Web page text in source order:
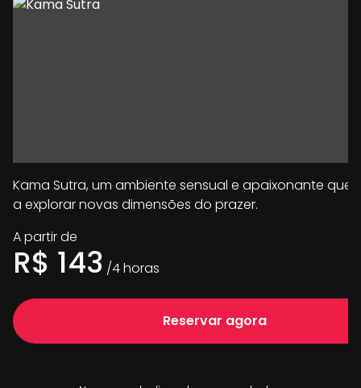
Kama Sutra, um ambiente sensual e apaixonante que
a explorar novas dimensões do prazer.
A partir de
R$ 143 /4horas
Reservar agora